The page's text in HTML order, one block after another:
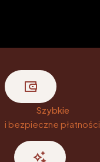
Szybkie
i bezpieczne płatności